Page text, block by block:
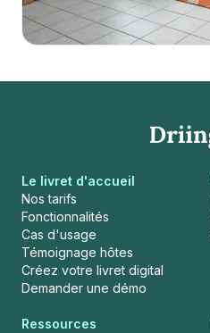
Le livret d'accueil
Nos tarifs
Fonctionnalités
Cas d'usage
Témoignage hôtes
Créez votre livret digital
Demander une démo
Ressources